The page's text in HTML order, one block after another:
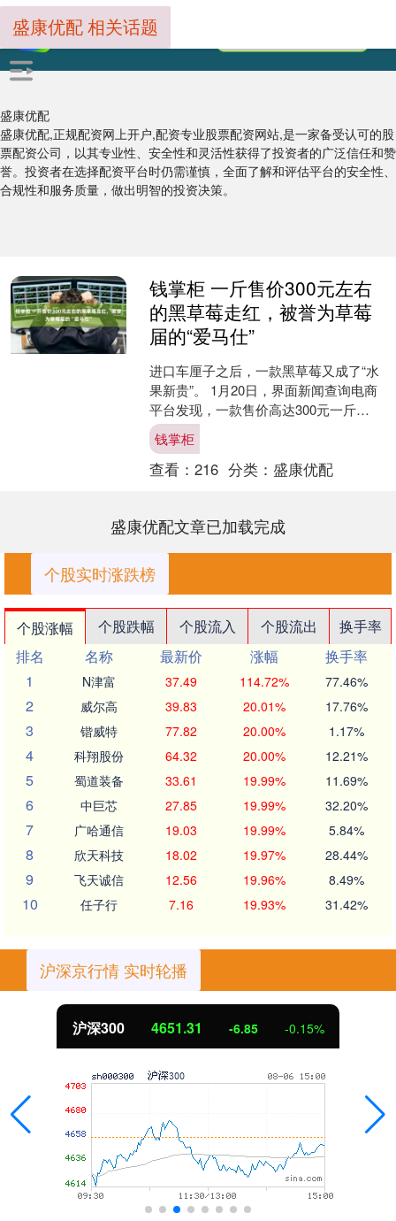
盛康优配
盛康优配,正规配资网上开户,配资专业股票配资网站,是一家备受认可的股
票配资公司，以其专业性、安全性和灵活性获得了投资者的广泛信任和赞
誉。投资者在选择配资平台时仍需谨慎，全面了解和评估平台的安全性、
合规性和服务质量，做出明智的投资决策。
盛康优配 相关话题
钱掌柜 一斤售价300元左右
的黑草莓走红，被誉为草莓
届的“爱马仕”
进口车厘子之后，一款黑草莓又成了“水
果新贵”。 1月20日，界面新闻查询电商
平台发现，一款售价高达300元一斤
的“黑草莓”正在逐渐走红。 淘宝多家店
铺的页面信息....
钱掌柜
查看： 216 分类： 盛康优配
盛康优配文章已加载完成
个股实时涨跌榜
个股涨幅 个股跌幅 个股流入 个股流出
换手率
排名
名称 最新价 涨幅
换手率
1
N津富 37.49 114.72% 77.46%
2 威尔高 39.83 20.01% 17.76%
3 锴威特 77.82 20.00% 1.17%
4 科翔股份 64.32 20.00% 12.21%
5 蜀道装备 33.61 19.99% 11.69%
6 中巨芯 27.85 19.99% 32.20%
7 广哈通信 19.03 19.99% 5.84%
8 欣天科技 18.02 19.97% 28.44%
9 飞天诚信 12.56 19.96% 8.49%
10 任子行 7.16 19.93% 31.42%
沪深京行情 实时轮播
北证50 1122.88 0.30%